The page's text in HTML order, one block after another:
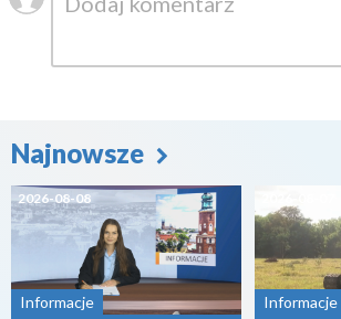
Najnowsze
2026-08-08
Informacje Informacje